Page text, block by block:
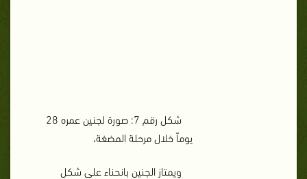
شكل رقم 7: صورة لجنين عمره 28
يوماً خلال مرحلة المضغة،
ويمتاز الجنين بانحناء على شكل